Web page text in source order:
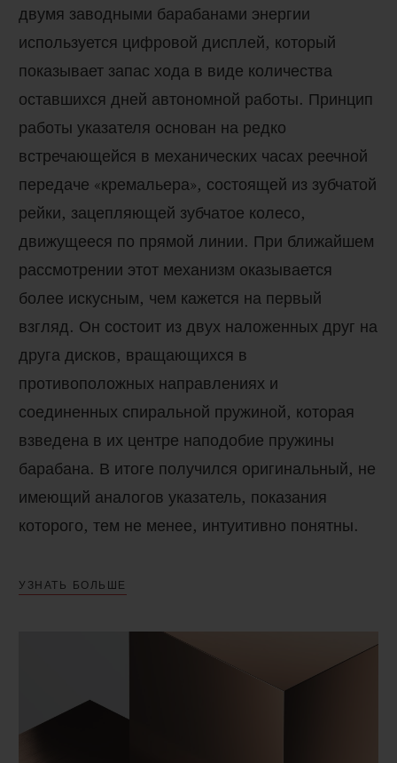
двумя заводными барабанами энергии
используется цифровой дисплей, который
показывает запас хода в виде количества
оставшихся дней автономной работы. Принцип
работы указателя основан на редко
встречающейся в механических часах реечной
передаче «кремальера», состоящей из зубчатой
рейки, зацепляющей зубчатое колесо,
движущееся по прямой линии. При ближайшем
рассмотрении этот механизм оказывается
более искусным, чем кажется на первый
взгляд. Он состоит из двух наложенных друг на
друга дисков, вращающихся в
противоположных направлениях и
соединенных спиральной пружиной, которая
взведена в их центре наподобие пружины
барабана. В итоге получился оригинальный, не
имеющий аналогов указатель, показания
которого, тем не менее, интуитивно понятны.
УЗНАТЬ БОЛЬШЕ